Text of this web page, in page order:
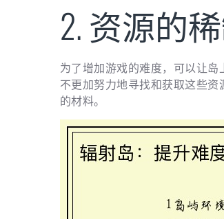
2. 资源的
为了增加游戏的难度，可以让
不更加努力地寻找和获取这些
的材料。